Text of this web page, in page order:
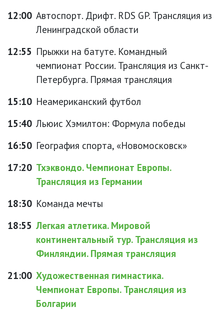
12:00 Автоспорт. Дрифт. RDS GP. Трансляция из
Ленинградской области
12:55 Прыжки на батуте. Командный
чемпионат России. Трансляция из Санкт-
Петербурга. Прямая трансляция
15:10 Неамериканский футбол
15:40 Льюис Хэмилтон: Формула победы
16:50 География спорта, «Новомосковск»
17:20 Тхэквондо. Чемпионат Европы.
Трансляция из Германии
18:30 Команда мечты
18:55 Легкая атлетика. Мировой
континентальный тур. Трансляция из
Финляндии. Прямая трансляция
21:00 Художественная гимнастика.
Чемпионат Европы. Трансляция из
Болгарии